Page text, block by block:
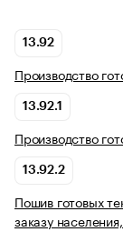
13.92
Производство
13.92.1
Производство
13.92.2
Пошив готовых
заказу